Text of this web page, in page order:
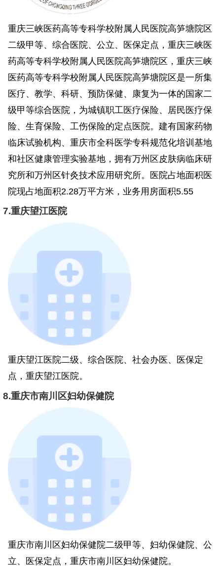
重庆三峡医药高等专科学校附属人民医院高笋塘院区
二级甲等、综合医院、公立、医保定点，重庆三峡医
药高等专科学校附属人民医院高笋塘院区，重庆三峡
医药高等专科学校附属人民医院高笋塘院区是一所集
医疗、教学、科研、预防保健、康复为一体的国家二
级甲等综合医院，为城镇职工医疗保险、居民医疗保
险、生育保险、工伤保险的定点医院。建有国家药物
临床试验机构、重庆市全科医学专科规范化培训基地
和社区健康管理实验基地，拥有万州区皮肤病临床研
究所和万州区针灸技术应用研究所。医院占地面积医
院现占地面积2.28万平方米，业务用房面积5.55
7.重庆望江医院
重庆望江医院二级、综合医院、社会办医、医保定
点，重庆望江医院。
8.重庆市南川区妇幼保健院
重庆市南川区妇幼保健院二级甲等、妇幼保健院、公
立、医保定点，重庆市南川区妇幼保健院。